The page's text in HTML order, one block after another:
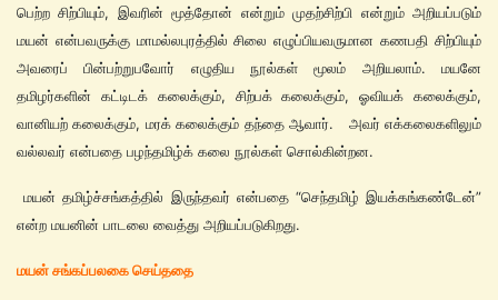
பெற்ற சிற்பியும், இவரின் மூத்தோன் என்றும் முதற்சிற்பி என்றும் அறியப்படும்
மயன் என்பவருக்கு மாமல்லபுரத்தில் சிலை எழுப்பியவருமான கணபதி சிற்பியும்
அவரைப் பின்பற்றுபவோர் எழுதிய நூல்கள் மூலம் அறியலாம். மயனே
தமிழர்களின் கட்டிடக் கலைக்கும், சிற்பக் கலைக்கும், ஓவியக் கலைக்கும்,
வானியற் கலைக்கும், மரக் கலைக்கும் தந்தை ஆவார். அவர் எக்கலைகளிலும்
வல்லவர் என்பதை பழந்தமிழ்க் கலை நூல்கள் சொல்கின்றன.
மயன் தமிழ்ச்சங்கத்தில் இருந்தவர் என்பதை “செந்தமிழ் இயக்கங்கண்டேன்”
என்ற மயனின் பாடலை வைத்து அறியப்படுகிறது.
மயன் சங்கப்பலகை செய்ததை